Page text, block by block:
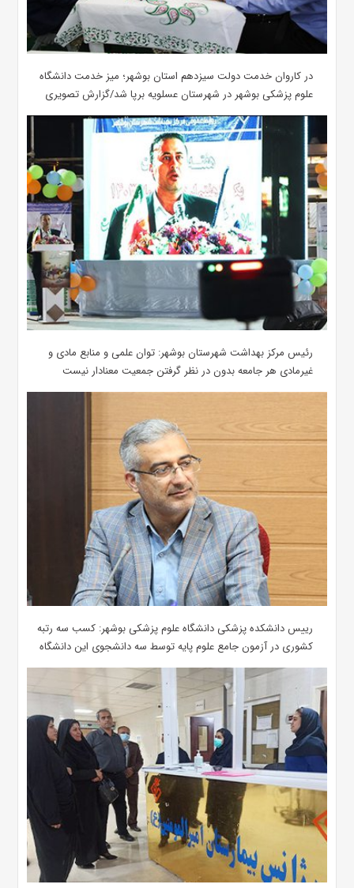
در کاروان خدمت دولت سیزدهم استان بوشهر؛ میز خدمت دانشگاه
علوم پزشکی بوشهر در شهرستان عسلویه برپا شد/گزارش تصویری
رئیس مرکز بهداشت شهرستان بوشهر: توان علمی و منابع مادی و
غیرمادی هر جامعه بدون در نظر گرفتن جمعیت معنادار نیست
رییس دانشکده پزشکی دانشگاه علوم پزشکی بوشهر: کسب سه رتبه
کشوری در آزمون جامع علوم پایه توسط سه دانشجوی این دانشگاه